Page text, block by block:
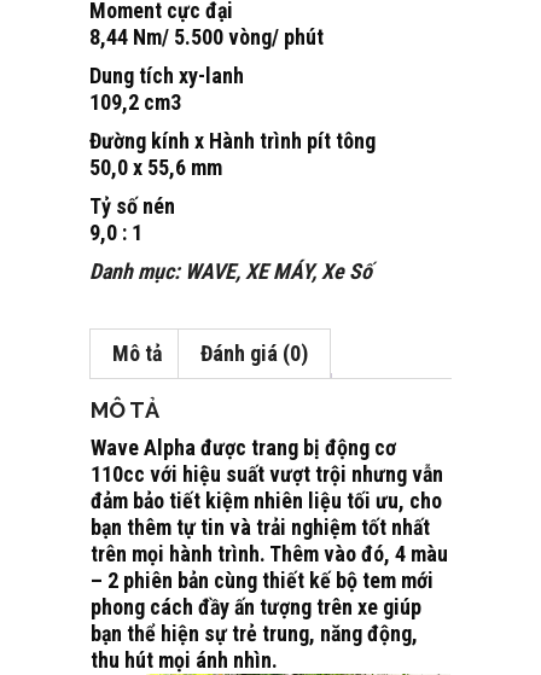
Moment cực đại
8,44 Nm/ 5.500 vòng/ phút
Dung tích xy-lanh
109,2 cm3
Đường kính x Hành trình pít tông
50,0 x 55,6 mm
Tỷ số nén
9,0 : 1
Danh mục: WAVE, XE MÁY,Xe Số
Mô tả Đánh giá (0)
MÔ TẢ
Wave Alpha được trang bị động cơ
110cc với hiệu suất vượt trội nhưng vẫn
đảm bảo tiết kiệm nhiên liệu tối ưu, cho
bạn thêm tự tin và trải nghiệm tốt nhất
trên mọi hành trình. Thêm vào đó, 4 màu
– 2 phiên bản cùng thiết kế bộ tem mới
phong cách đầy ấn tượng trên xe giúp
bạn thể hiện sự trẻ trung, năng động,
thu hút mọi ánh nhìn.